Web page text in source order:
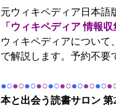
元ウィキペディア日本語
「ウィキペディア 情報
ウィキペディアについて
で解説します。予約不要
●○●○●○●○●○●○●○●○●○
本と出会う読書サロン